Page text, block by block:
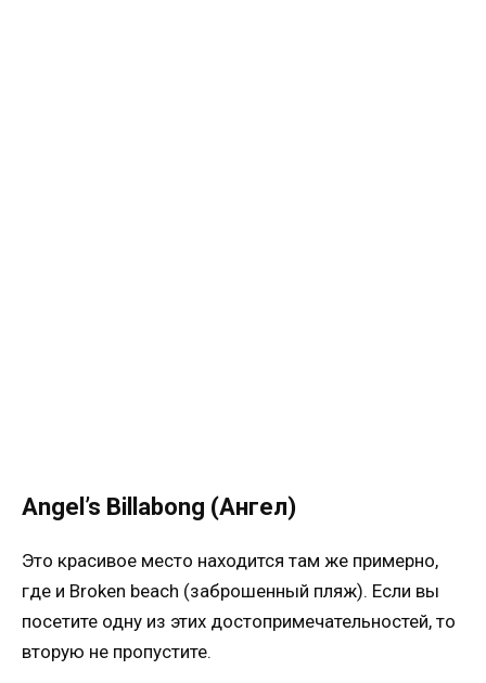
Angel’s Billabong (Ангел)
Это красивое место находится там же примерно,
где и Broken beach (заброшенный пляж). Если вы
посетите одну из этих достопримечательностей, то
вторую не пропустите.